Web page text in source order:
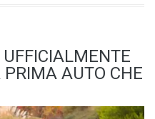
UFFICIALMENTE
PRIMA AUTO CHE